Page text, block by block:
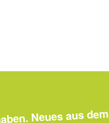
Neues aus